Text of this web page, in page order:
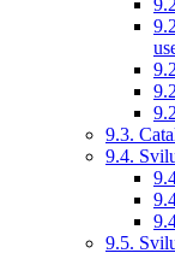
9.3.
9.4.
9.5.